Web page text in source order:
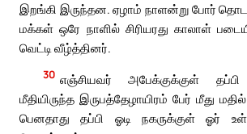
இறங்கி இருந்தன. ஏழாம் நாளன்று போர்
மக்கள் ஒரே நாளில் சிரியரது காலாள்
வெட்டி வீழ்த்தினர்.
30 எஞ்சியவர் அபேக்குக்குள்
மீதியிருந்த இருபத்தேழாயிரம் பேர் மீது மதில்
பெனதாது தப்பி ஓடி நகருக்குள் ஓர்